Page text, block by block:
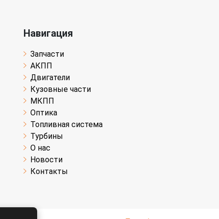
Навигация
Запчасти
АКПП
Двигатели
Кузовные части
МКПП
Оптика
Топливная система
Турбины
О нас
Новости
Контакты